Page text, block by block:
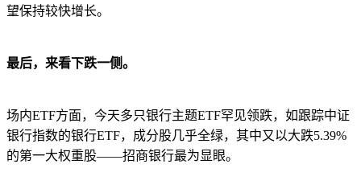
望保持较快增长。
最后，来看下跌一侧。
场内ETF方面，今天多只银行主题ETF罕见领跌，如跟踪中证
银行指数的银行ETF，成分股几乎全绿，其中又以大跌5.39%
的第一大权重股——招商银行最为显眼。